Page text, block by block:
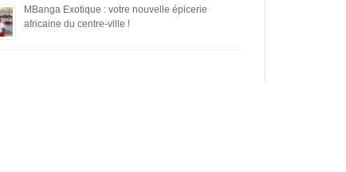
MBanga Exotique : votre nouvelle épicerie
africaine du centre-ville !